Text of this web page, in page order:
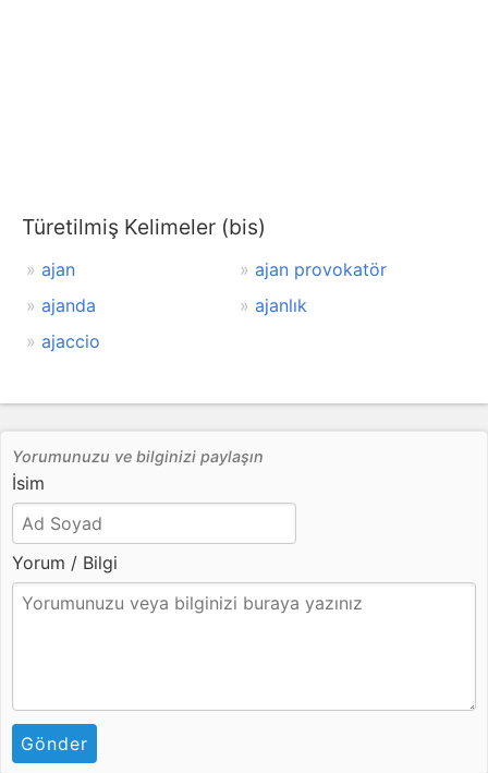
Türetilmiş Kelimeler (bis)
ajan
ajan provokatör
ajanda
ajanlık
ajaccio
Yorumunuzu ve bilginizi paylaşın
İsim
Yorum / Bilgi
Gönder